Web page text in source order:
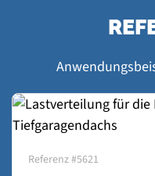
Referenz #5621